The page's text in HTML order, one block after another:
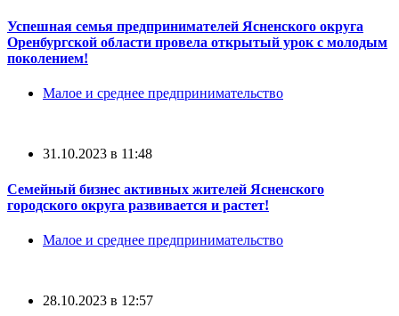
Успешная семья предпринимателей Ясненского округа
Оренбургской области провела открытый урок с молодым
поколением!
Малое и среднее предпринимательство
31.10.2023 в 11:48
Семейный бизнес активных жителей Ясненского
городского округа развивается и растет!
Малое и среднее предпринимательство
28.10.2023 в 12:57